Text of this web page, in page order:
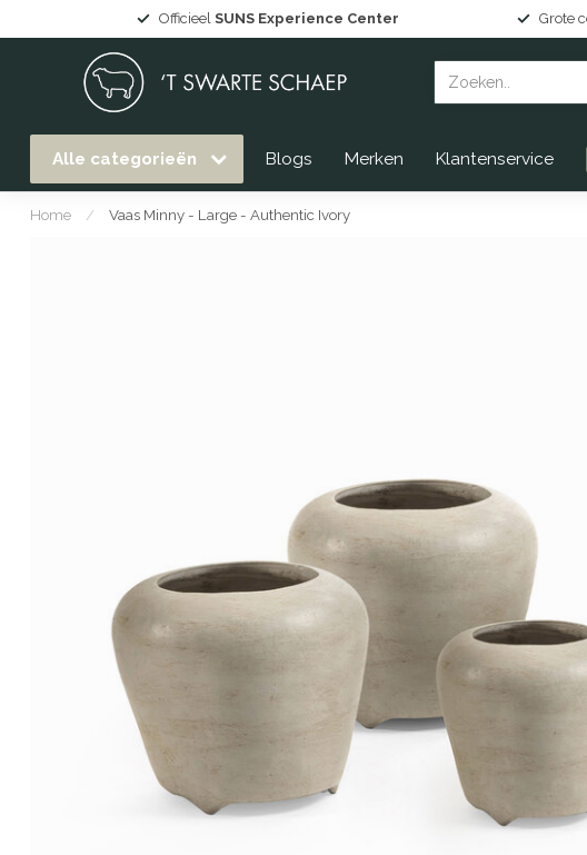
Grote collectieGommaire tuinmeubelen uit voorraad leverbaar
Alle categorieën Blogs Merken Klantenservice
Home / Vaas Minny - Large - Authentic Ivory